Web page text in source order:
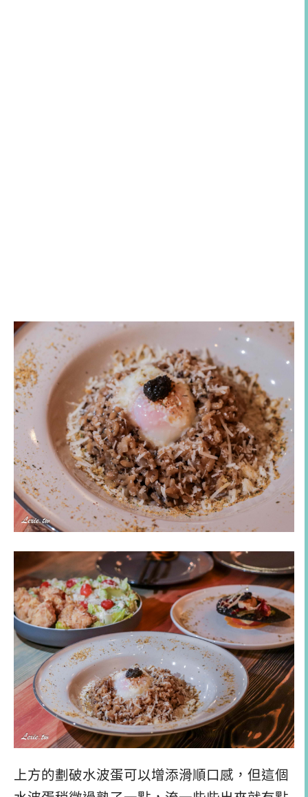
上方的劃破水波蛋可以增添滑順口感，但這個